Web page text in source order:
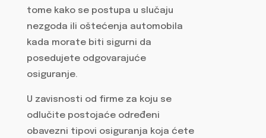
tome kako se postupa u slučaju
nezgoda ili oštećenja automobila
kada morate biti sigurni da
posedujete odgovarajuće
osiguranje.
U zavisnosti od firme za koju se
odlučite postojaće određeni
obavezni tipovi osiguranja koja ćete